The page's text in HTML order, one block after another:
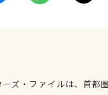
ズ・ファイルは、首都